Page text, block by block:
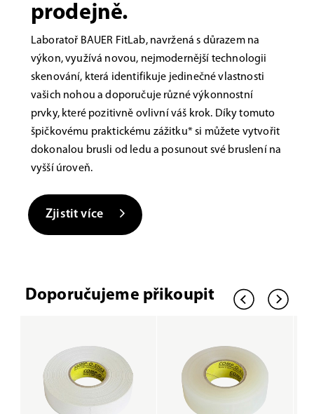
prodejně.
Laboratoř BAUER FitLab, navržená s důrazem na
výkon, využívá novou, nejmodernější technologii
skenování, která identifikuje jedinečné vlastnosti
vašich nohou a doporučuje různé výkonnostní
prvky, které pozitivně ovlivní váš krok. Díky tomuto
špičkovému praktickému zážitku* si můžete vytvořit
dokonalou brusli od ledu a posunout své bruslení na
vyšší úroveň.
Zjistit více
Doporučujeme přikoupit